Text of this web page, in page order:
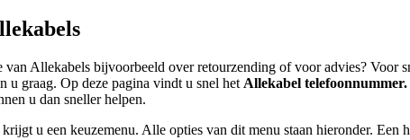
van Allekabels bijvoorbeeld over retourzending of voor advies?
u graag. Op deze pagina vindt u snel het Allekabel telefoonnummer.
u dan sneller helpen.
u een keuzemenu. Alle opties van dit menu staan hieronder.